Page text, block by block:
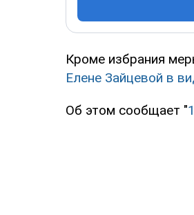
Кроме избрания
Елене Зайцевой в
Об этом сообщает "